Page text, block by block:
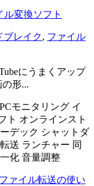
ル変換ソフト
ブレイク, ファイル
にうまくアップ
形...
PCモニタリング イ
ト オンラインスト
デック シャットダ
送 ランチャー 同
化 音量調整
ァイル転送の使い